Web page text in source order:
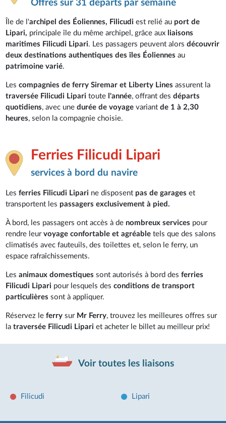
Offres sur 31 départs par semaine
Île de l'archipel des Éoliennes, Filicudiest relié au port de
Lipari, principale île du même archipel, grâce aux liaisons
maritimes Filicudi Lipari. Les passagers peuvent alorsdécouvrir
deux destinations authentiques des îles Éoliennes au
patrimoine varié.
Les compagnies de ferry Siremar et Liberty Lines assurent la
traversée Filicudi Lipari toute l'année, offrant desdéparts
quotidiens, avec unedurée de voyage variantde 1 à 2,30
heures, selon la compagnie choisie.
Ferries Filicudi Lipari
services à bord du navire
Lesferries Filicudi Lipari ne disposent pas de garageset
transportent les passagers exclusivement à pied.
À bord, les passagers ont accès à de nombreux services pour
rendre leurvoyage confortable et agréable tels que des salons
climatisés avec fauteuils, des toilettes et, selon le ferry, un
espace rafraîchissements.
Les animaux domestiques sont autorisés à bord desferries
Filicudi Lipari pour lesquels desconditions de transport
particulières sont à appliquer.
Réservez leferrysur Mr Ferry, trouvez les meilleures offres sur
latraversée Filicudi Lipari et acheter le billet au meilleur prix!
Voir toutes les liaisons
Filicudi Lipari